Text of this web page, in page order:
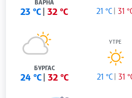
ВАРНА
23 °C 32 °C 21 °C 31
БУРГАС
24 °C 32 °C
УТРЕ
21 °C 31